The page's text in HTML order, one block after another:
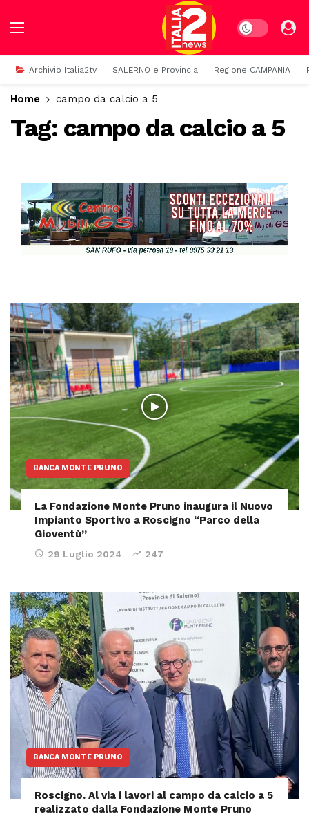
Dark mode
Archivio Italia2tv SALERNO e Provincia Regione CAMPANIA
Home campo da calcio a 5
Tag: campo da calcio a 5
BANCA MONTE PRUNO
La Fondazione Monte Pruno inaugura il Nuovo
Impianto Sportivo a Roscigno “Parco della
Gioventù”
29 Luglio 2024 247
BANCA MONTE PRUNO
Roscigno. Al via i lavori al campo da calcio a 5
realizzato dalla Fondazione Monte Pruno